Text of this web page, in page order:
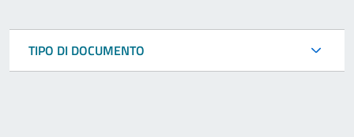
TIPO DI DOCUMENTO